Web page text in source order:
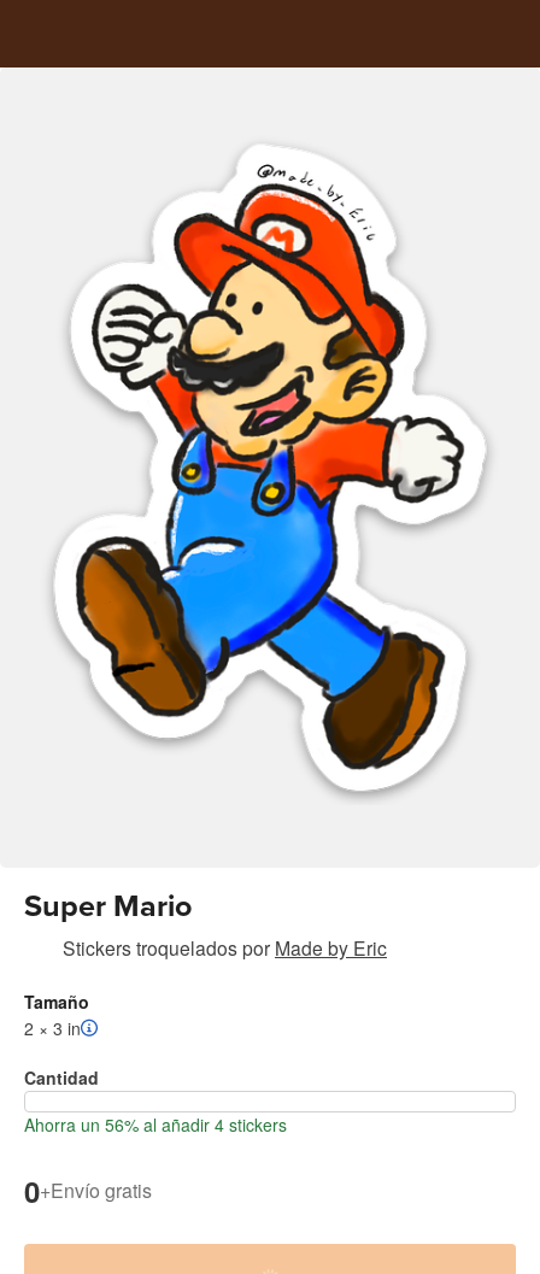
Super Mario
Stickers troqueladospor Made by Eric
Tamaño
2 × 3 in
Cantidad
Ahorra un 56% al añadir 4 stickers
0+Envío gratis